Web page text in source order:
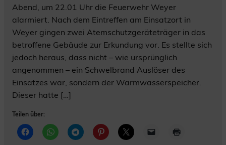
Abend, um 22.01 Uhr die Feuerwehr Weyer
alarmiert. Nach dem Eintreffen am Einsatzort in
Weyer gingen zwei Atemschutzgeräteträger in das
betroffene Gebäude zur Erkundung vor. Es stellte sich
jedoch heraus, dass nicht – wie ursprünglich
angenommen – ein Schwelbrand Auslöser des
Einsatzes war, sondern der Warmwasserspeicher.
Dieser hatte […]
Teilen über: